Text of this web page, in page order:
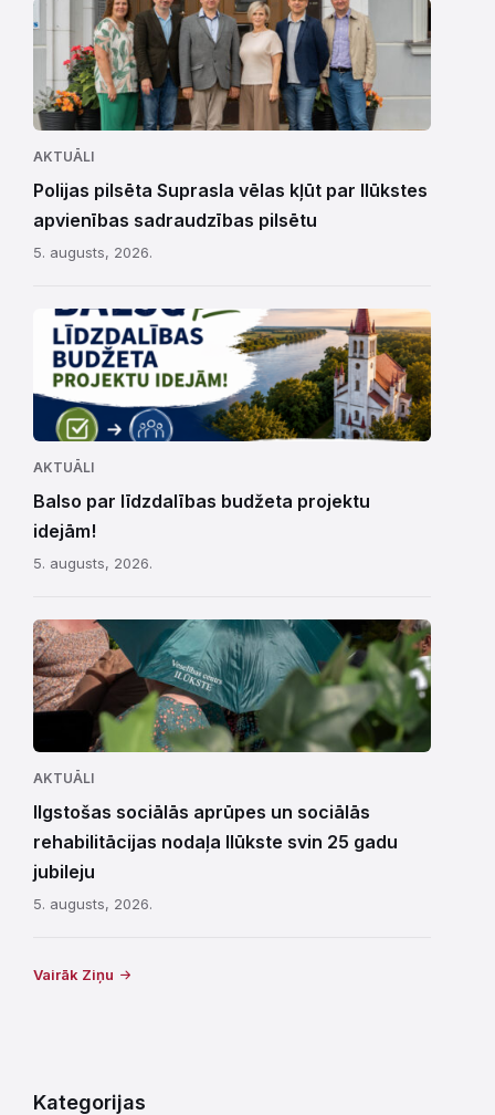
AKTUĀLI
Polijas pilsēta Suprasla vēlas kļūt par Ilūkstes
apvienības sadraudzības pilsētu
5. augusts, 2026.
AKTUĀLI
Balso par līdzdalības budžeta projektu
idejām!
5. augusts, 2026.
AKTUĀLI
Ilgstošas sociālās aprūpes un sociālās
rehabilitācijas nodaļa Ilūkste svin 25 gadu
jubileju
5. augusts, 2026.
Vairāk Ziņu
Kategorijas